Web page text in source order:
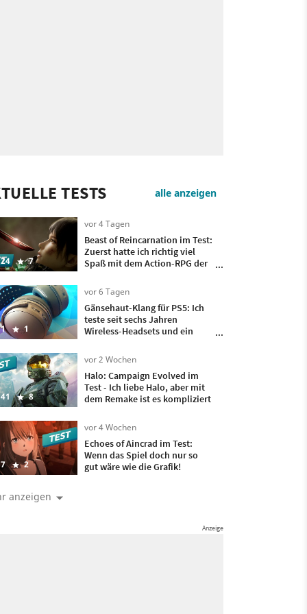
TESTS alle anzeigen
7
vor 4 Tagen
Beast of Reincarnation im Test:
Zuerst hatte ich richtig viel
Spaß mit dem Action-RPG der
irgendwann wollte ich nur
noch, dass es vorbei ist
1
vor 6 Tagen
Gänsehaut-Klang für PS5: Ich
teste seit sechs Jahren
Wireless-Headsets und ein
auf meinem Kopf
8
vor 2 Wochen
Halo: Campaign Evolved im
Test - Ich liebe Halo, aber mit
dem Remake ist es kompliziert
2
vor 4 Wochen
Echoes of Aincrad im Test:
Wenn das Spiel doch nur so
gut wäre wie die Grafik!
anzeigen